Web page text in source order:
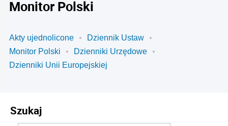
Monitor Polski
Akty ujednolicone
Dziennik Ustaw
Monitor Polski
Dzienniki Urzędowe
Dzienniki Unii Europejskiej
Szukaj